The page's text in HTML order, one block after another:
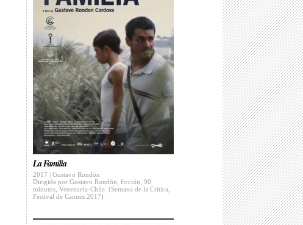
La Familia
2017 | Gustavo Rondón
Dirigida por Gustavo Rondón, ficción, 90
minutos, Venezuela-Chile. (Semana de la Crítica,
Festival de Cannes 2017)